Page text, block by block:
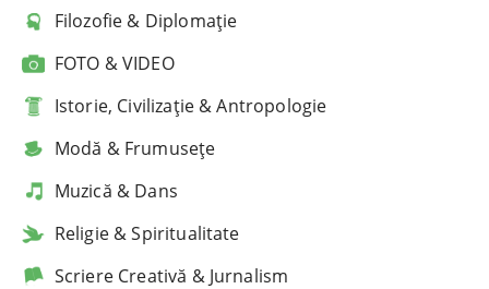
Filozofie & Diplomație
FOTO & VIDEO
Istorie, Civilizație & Antropologie
Modă & Frumusețe
Muzică & Dans
Religie & Spiritualitate
Scriere Creativă & Jurnalism